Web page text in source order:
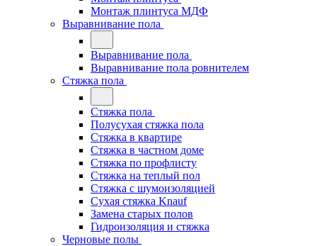
Монтаж плинтуса МДФ
Выравнивание пола
Выравнивание пола
Выравнивание пола ровнителем
Стяжка пола
Стяжка пола
Полусухая стяжка пола
Стяжка в квартире
Стяжка в частном доме
Стяжка по профлисту
Стяжка на теплый пол
Стяжка с шумоизоляцией
Сухая стяжка Knauf
Замена старых полов
Гидроизоляция и стяжка
Черновые полы